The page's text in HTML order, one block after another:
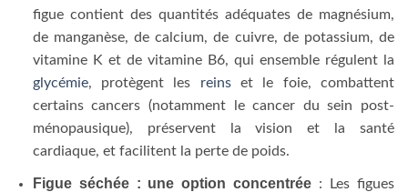
figue contient des quantités adéquates de magnésium,
de manganèse, de calcium, de cuivre, de potassium, de
vitamine K et de vitamine B6, qui ensemble régulent la
glycémie, protègent les reinset le foie, combattent
certains cancers (notamment le cancer du sein post-
ménopausique), préservent la vision et la santé
cardiaque, et facilitent la perte de poids.
Figue séchée : une option concentrée : Les figues